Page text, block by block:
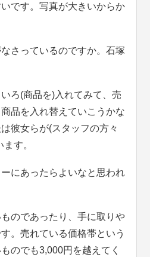
です。写真が大きいからか
さっているのですか。石塚
ろ(商品を)入れてみて、売
品を入れ替えていこうかな
彼女らが(スタッフの方々
す。
にあったらよいなと思われ
のであったり、手に取りや
。売れている価格帯という
のでも3,000円を越えてく